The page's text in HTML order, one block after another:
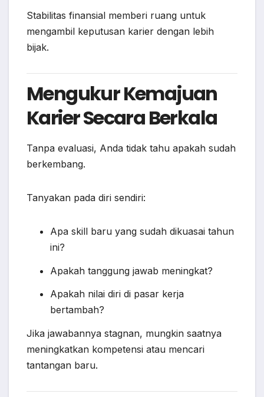
Stabilitas finansial memberi ruang untuk
mengambil keputusan karier dengan lebih
bijak.
Mengukur Kemajuan
Karier Secara Berkala
Tanpa evaluasi, Anda tidak tahu apakah sudah
berkembang.
Tanyakan pada diri sendiri:
Apa skill baru yang sudah dikuasai tahun
ini?
Apakah tanggung jawab meningkat?
Apakah nilai diri di pasar kerja
bertambah?
Jika jawabannya stagnan, mungkin saatnya
meningkatkan kompetensi atau mencari
tantangan baru.